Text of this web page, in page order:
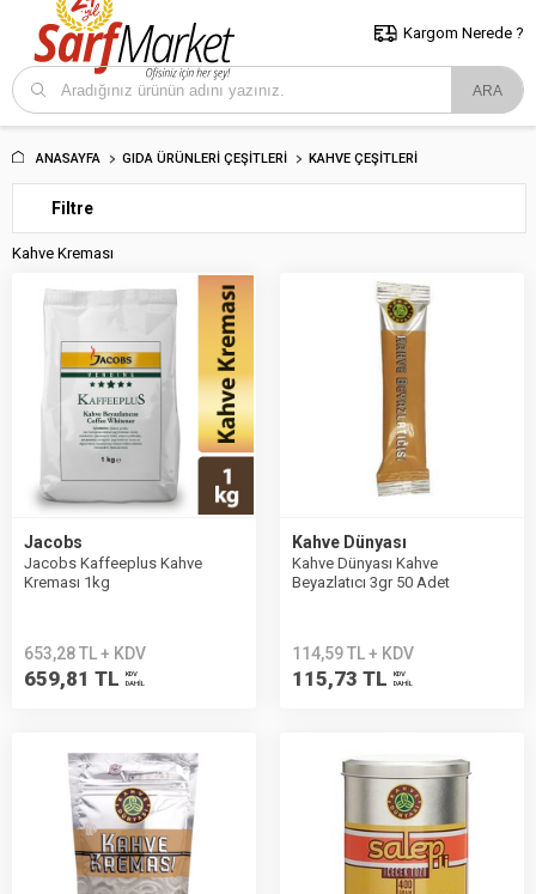
5000 TL ve Üzeri Alışverişlerde İstanbul İçi Kargo Bedava!
ve Trakya İçin Tıklayın..
Kargom Nerede ?
ANASAYFA GIDA ÜRÜNLERI ÇEŞITLERI KAHVE ÇEŞITLERI
Filtre
Kahve Kreması
Jacobs
Jacobs Kaffeeplus Kahve
Kreması 1kg
653,28 TL + KDV
659,81 TL
KDV
DAHİL
Kahve Dünyası
Kahve Dünyası Kahve
Beyazlatıcı 3gr 50 Adet
114,59 TL + KDV
115,73 TL
KDV
DAHİL